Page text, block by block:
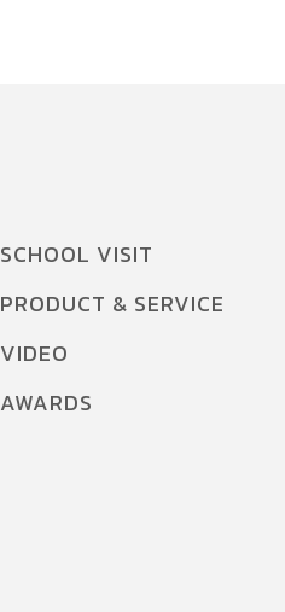
SCHOOL VISIT
PRODUCT & SERVICE
VIDEO
AWARDS